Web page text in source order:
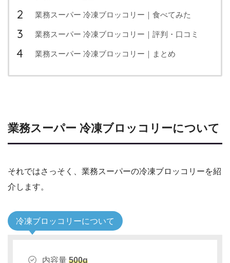
業務スーパー 冷凍ブロッコリー｜食べてみた
業務スーパー 冷凍ブロッコリー｜評判・口コミ
業務スーパー 冷凍ブロッコリー｜まとめ
業務スーパー 冷凍ブロッコリーについて
それではさっそく、業務スーパーの冷凍ブロッコリーを紹
介します。
冷凍ブロッコリーについて
内容量 500g